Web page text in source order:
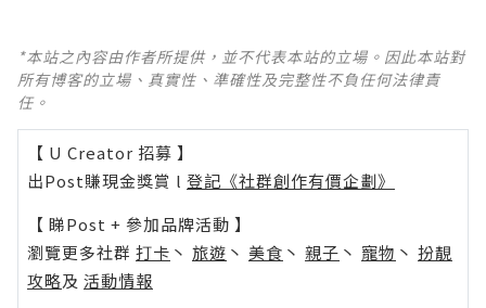
*本站之內容由作者所提供，並不代表本站的立場。因此本站對
所有博客的立場、真實性、準確性及完整性不負任何法律責
任。
【 U Creator 招募 】
出Post賺現金獎賞 l 登記《社群創作有價企劃》
【 睇Post + 參加品牌活動 】
瀏覽更多社群 打卡 丶 旅遊 丶 美食 丶 親子 丶 寵物 丶 扮靚
攻略及 活動情報